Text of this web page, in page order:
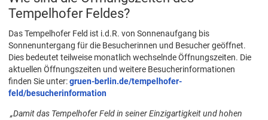
Tempelhofer Feldes?
Das Tempelhofer Feld ist i.d.R. von Sonnenaufgang bis
Sonnenuntergang für die Besucherinnen und Besucher geöffnet.
Dies bedeutet teilweise monatlich wechselnde Öffnungs­zeiten. Die
aktuellen Öffnungszeiten und weitere Besucherinformationen
finden Sie unter:gruen-berlin.de/tempelhofer-
feld/besucherinformation
„Damit das Tempelhofer Feld in seiner Einzigartigkeit und hohen